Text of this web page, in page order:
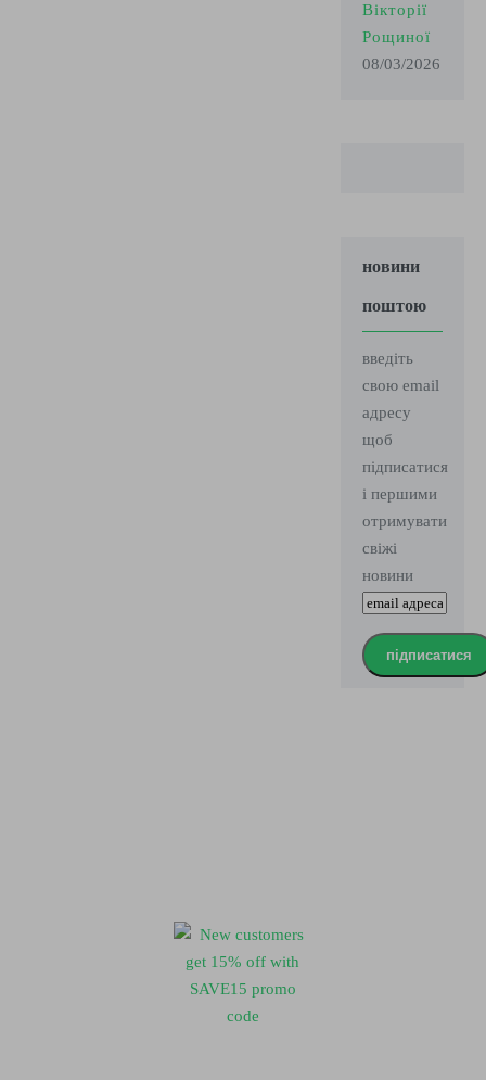
Вікторії
Рощиної
08/03/2026
новини
поштою
введіть
свою email
адресу
щоб
підписатися
і першими
отримувати
свіжі
новини
підписатися